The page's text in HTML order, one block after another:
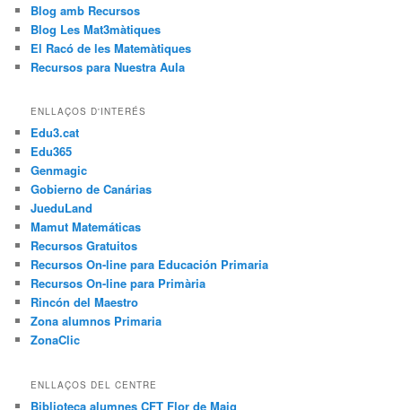
Blog amb Recursos
Blog Les Mat3màtiques
El Racó de les Matemàtiques
Recursos para Nuestra Aula
ENLLAÇOS D'INTERÉS
Edu3.cat
Edu365
Genmagic
Gobierno de Canárias
JueduLand
Mamut Matemáticas
Recursos Gratuitos
Recursos On-line para Educación Primaria
Recursos On-line para Primària
Rincón del Maestro
Zona alumnos Primaria
ZonaClic
ENLLAÇOS DEL CENTRE
Biblioteca alumnes CFT Flor de Maig